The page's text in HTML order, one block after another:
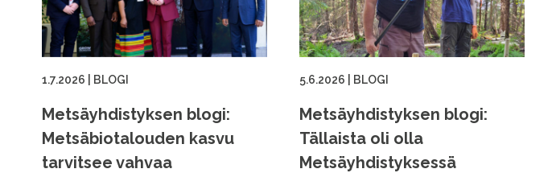
1.7.2026 BLOGI
Metsäyhdistyksen blogi:
Metsäbiotalouden kasvu
tarvitsee vahvaa
5.6.2026 BLOGI
Metsäyhdistyksen blogi:
Tällaista oli olla
Metsäyhdistyksessä